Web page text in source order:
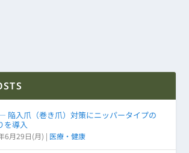
陥入爪（巻き爪）対策にニッパータイプの
を導入
6月29日(月) | 医療・健康